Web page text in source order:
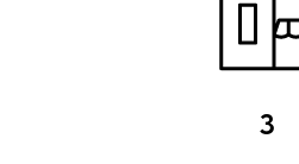
3